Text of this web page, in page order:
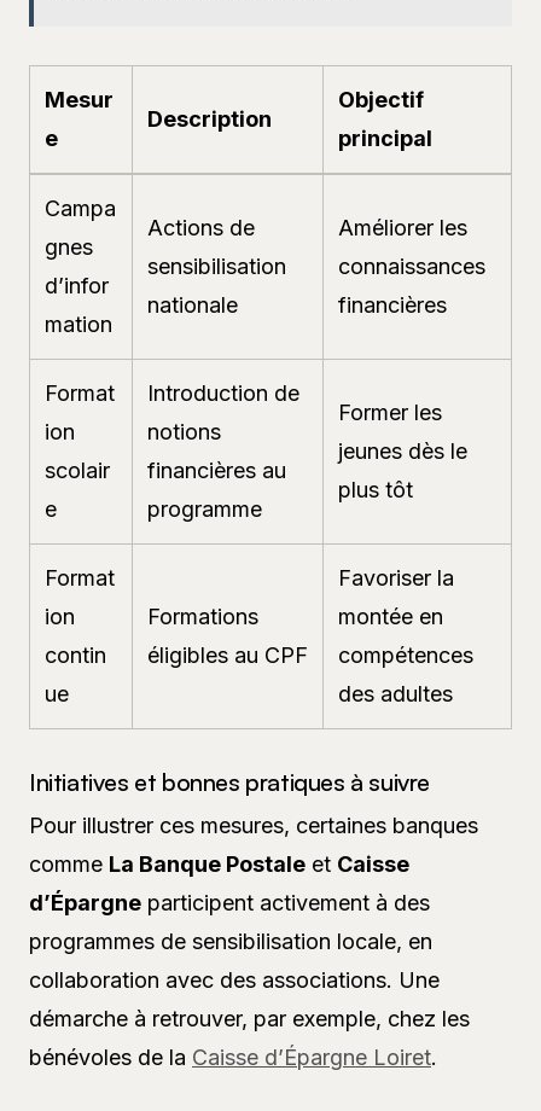
Mesur
e
Description
Objectif
principal
Campa
gnes
d’infor
mation
Actions de
sensibilisation
nationale
Améliorer les
connaissances
financières
Format
ion
scolair
e
Introduction de
notions
financières au
programme
Former les
jeunes dès le
plus tôt
Format
ion
contin
ue
Formations
éligibles au CPF
Favoriser la
montée en
compétences
des adultes
Initiatives et bonnes pratiques à suivre
Pour illustrer ces mesures, certaines banques
comme La Banque Postale et Caisse
d’Épargne participent activement à des
programmes de sensibilisation locale, en
collaboration avec des associations. Une
démarche à retrouver, par exemple, chez les
bénévoles de la Caisse d’Épargne Loiret.